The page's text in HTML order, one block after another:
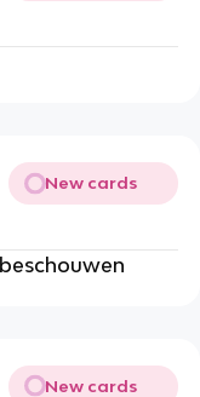
New cards
New cards